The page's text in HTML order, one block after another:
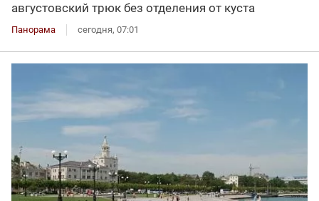
августовский трюк без отделения от куста
Панорама сегодня, 07:01